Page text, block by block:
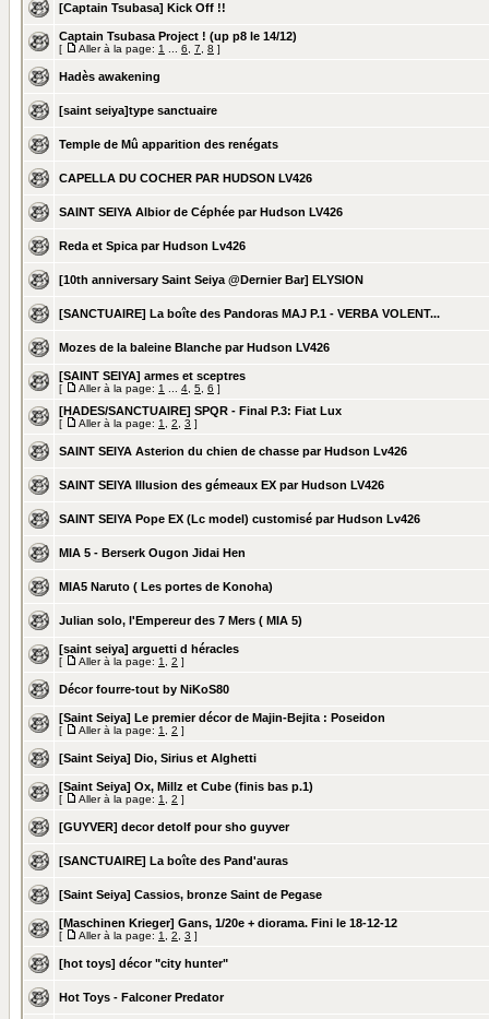
[Captain Tsubasa] Kick Off !!
Captain Tsubasa Project ! (up p8 le 14/12)
[ Aller à la page: 1 6 7 8 ]
Hadès awakening
[saint seiya]type sanctuaire
Temple de Mû apparition des renégats
CAPELLA DU COCHER PAR HUDSON LV426
SAINT SEIYA Albior de Céphée par Hudson LV426
Reda et Spica par Hudson Lv426
[10th anniversary Saint Seiya @Dernier Bar] ELYSION
[SANCTUAIRE] La boîte des Pandoras MAJ P.1 - VERBA VOLENT...
Mozes de la baleine Blanche par Hudson LV426
[SAINT SEIYA] armes et sceptres
[ Aller à la page: 1 4 5 6 ]
[HADES/SANCTUAIRE] SPQR - Final P.3: Fiat Lux
[ Aller à la page: 1 2 3 ]
SAINT SEIYA Asterion du chien de chasse par Hudson Lv426
SAINT SEIYA Illusion des gémeaux EX par Hudson LV426
SAINT SEIYA Pope EX (Lc model) customisé par Hudson Lv426
MIA 5 - Berserk Ougon Jidai Hen
MIA5 Naruto ( Les portes de Konoha)
Julian solo, l'Empereur des 7 Mers ( MIA 5)
[saint seiya] arguetti d héracles
[ Aller à la page: 1 2 ]
Décor fourre-tout by NiKoS80
[Saint Seiya] Le premier décor de Majin-Bejita : Poseidon
[ Aller à la page: 1 2 ]
[Saint Seiya] Dio, Sirius et Alghetti
[Saint Seiya] Ox, Millz et Cube (finis bas p.1)
[ Aller à la page: 1 2 ]
[GUYVER] decor detolf pour sho guyver
[SANCTUAIRE] La boîte des Pand'auras
[Saint Seiya] Cassios, bronze Saint de Pegase
[Maschinen Krieger] Gans, 1/20e + diorama. Fini le 18-12-12
[ Aller à la page: 1 2 3 ]
[hot toys] décor "city hunter"
Hot Toys - Falconer Predator